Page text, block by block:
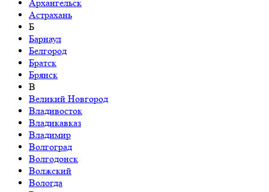
Архангельск
Астрахань
Б
Барнаул
Белгород
Братск
Брянск
В
Великий Новгород
Владивосток
Владикавказ
Владимир
Волгоград
Волгодонск
Волжский
Вологда